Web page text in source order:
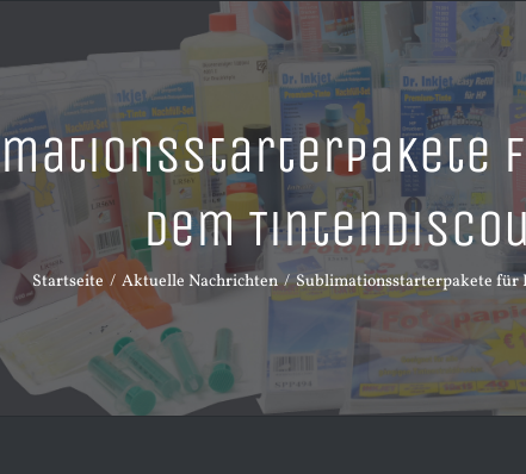
dem
Startseite Aktuelle Nachrichten Sublimationsstarterpakete für